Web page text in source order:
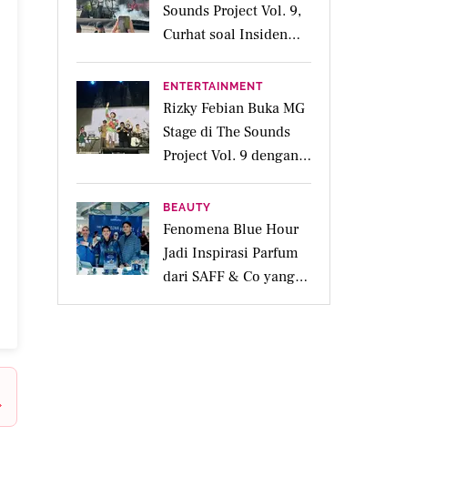
Sounds Project Vol. 9,
Curhat soal Insiden
Salah Kostum
ENTERTAINMENT
Rizky Febian Buka MG
Stage di The Sounds
Project Vol. 9 dengan
Deretan Hitsnya
BEAUTY
Fenomena Blue Hour
Jadi Inspirasi Parfum
dari SAFF & Co yang
Beraroma Hangat dan